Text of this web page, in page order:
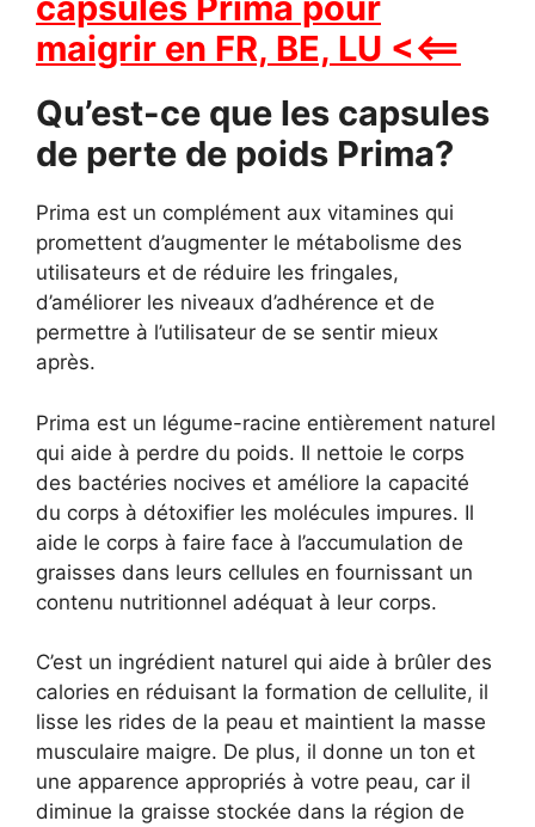
maigrir en FR, BE, LU <<==
Qu’est-ce que les capsules
de perte de poids Prima?
Prima est un complément aux vitamines qui
promettent d’augmenter le métabolisme des
utilisateurs et de réduire les fringales,
d’améliorer les niveaux d’adhérence et de
permettre à l’utilisateur de se sentir mieux
après.
Prima est un légume-racine entièrement naturel
qui aide à perdre du poids. Il nettoie le corps
des bactéries nocives et améliore la capacité
du corps à détoxifier les molécules impures. Il
aide le corps à faire face à l’accumulation de
graisses dans leurs cellules en fournissant un
contenu nutritionnel adéquat à leur corps.
C’est un ingrédient naturel qui aide à brûler des
calories en réduisant la formation de cellulite, il
lisse les rides de la peau et maintient la masse
musculaire maigre. De plus, il donne un ton et
une apparence appropriés à votre peau, car il
diminue la graisse stockée dans la région de